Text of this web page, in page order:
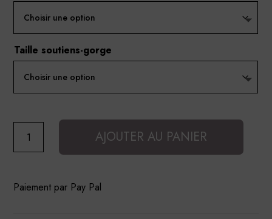
Taille soutiens-gorge
Push
AJOUTER AU PANIER
Paiement par Pay Pal